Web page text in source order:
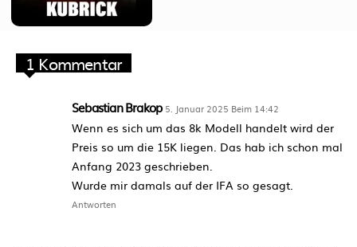
1 Kommentar
Sebastian Brakop 5. Januar 2025 Beim 14:42
Wenn es sich um das 8k Modell handelt wird der
Preis so um die 15K liegen. Das hab ich schon mal
Anfang 2023 geschrieben.
Wurde mir damals auf der IFA so gesagt.
Antworten